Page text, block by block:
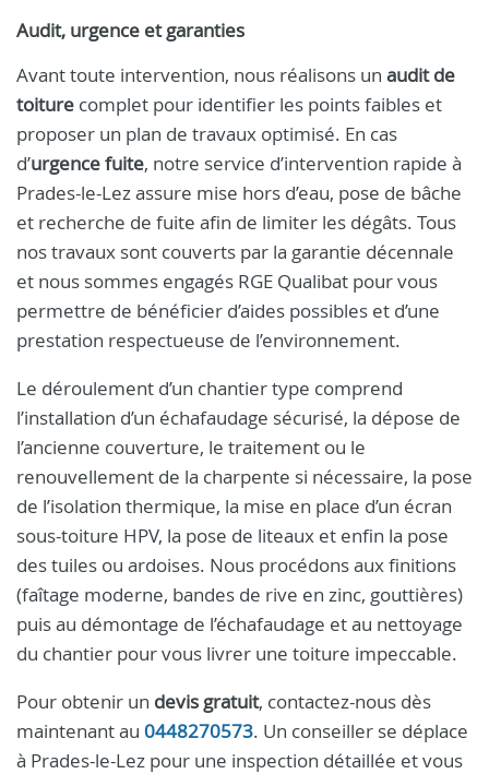
Audit, urgence et garanties
Avant toute intervention, nous réalisons un audit de
toiture complet pour identifier les points faibles et
proposer un plan de travaux optimisé. En cas
d’urgence fuite, notre service d’intervention rapide à
Prades-le-Lez assure mise hors d’eau, pose de bâche
et recherche de fuite afin de limiter les dégâts. Tous
nos travaux sont couverts par la garantie décennale
et nous sommes engagés RGE Qualibat pour vous
permettre de bénéficier d’aides possibles et d’une
prestation respectueuse de l’environnement.
Le déroulement d’un chantier type comprend
l’installation d’un échafaudage sécurisé, la dépose de
l’ancienne couverture, le traitement ou le
renouvellement de la charpente si nécessaire, la pose
de l’isolation thermique, la mise en place d’un écran
sous-toiture HPV, la pose de liteaux et enfin la pose
des tuiles ou ardoises. Nous procédons aux finitions
(faîtage moderne, bandes de rive en zinc, gouttières)
puis au démontage de l’échafaudage et au nettoyage
du chantier pour vous livrer une toiture impeccable.
Pour obtenir un devis gratuit, contactez-nous dès
maintenant au 0448270573. Un conseiller se déplace
à Prades-le-Lez pour une inspection détaillée et vous